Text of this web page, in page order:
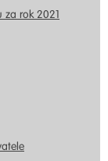
za rok 2021